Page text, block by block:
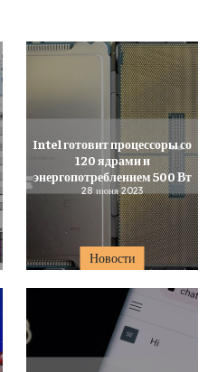
Новости
Intel готовит процессоры со
120 ядрами и
энергопотреблением 500 Вт
28 июня 2023